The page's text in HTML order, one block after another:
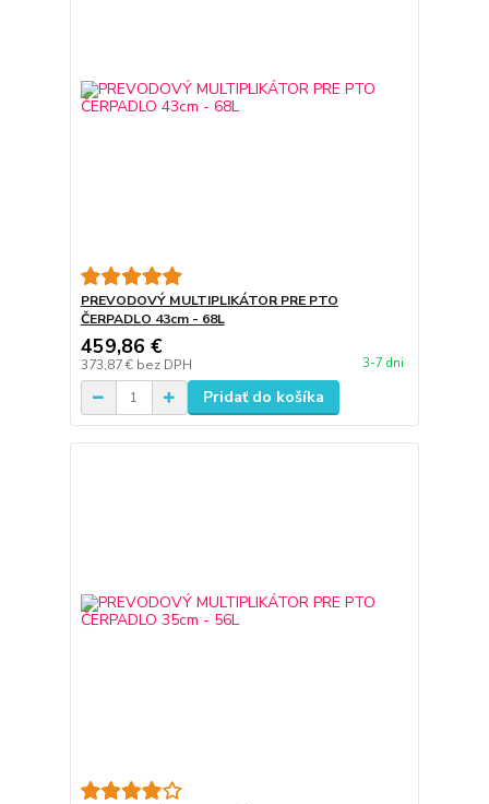
PREVODOVÝ MULTIPLIKÁTOR PRE PTO
ČERPADLO 43cm - 68L
459,86 €
373,87 € bez DPH 3-7 dni
Pridať do košíka